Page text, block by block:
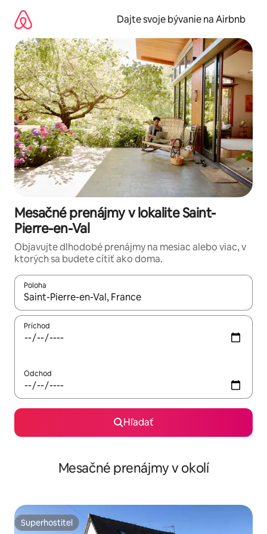
obsah.
Dajte svoje bývanie na Airbnb
Mesačné prenájmy v lokalite Saint-
Pierre-en-Val
Objavujte dlhodobé prenájmy na mesiac alebo viac, v
ktorých sa budete cítiť ako doma.
Poloha
Keď budú výsledky k dispozícii, môžete si ich prechádzať
Príchod
Odchod
Hľadať
Mesačné prenájmy v okolí
Superhostiteľ
Superhostiteľ